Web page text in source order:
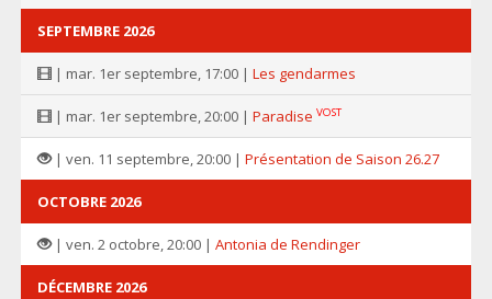
SEPTEMBRE 2026
| mar. 1er septembre, 17:00 | Les gendarmes
| mar. 1er septembre, 20:00 | Paradise VOST
| ven. 11 septembre, 20:00 | Présentation de Saison 26.27
OCTOBRE 2026
| ven. 2 octobre, 20:00 | Antonia de Rendinger
DÉCEMBRE 2026